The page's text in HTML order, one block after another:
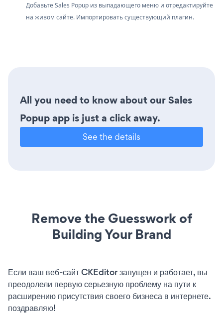
Добавьте Sales Popup из выпадающего меню и отредактируйте
на живом сайте. Импортировать существующий плагин.
All you need to know about our Sales
Popup app is just a click away.
See the details
Remove the Guesswork of
Building Your Brand
Если ваш веб-сайт CKEditor запущен и работает, вы
преодолели первую серьезную проблему на пути к
расширению присутствия своего бизнеса в интернете.
поздравляю!